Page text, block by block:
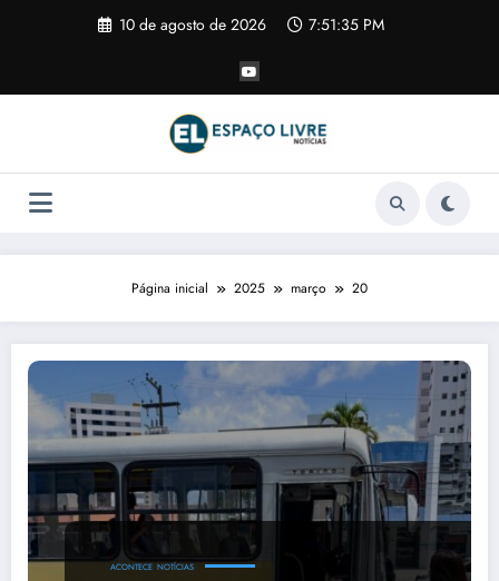
10 de agosto de 2026 7:51:36 PM
Página inicial 2025 março 20
ACONTECE NOTÍCIAS